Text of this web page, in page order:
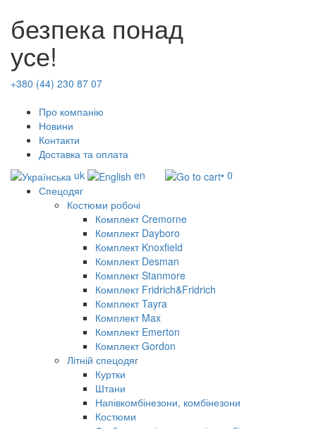
безпека понад
усе!
+380 (44) 230 87 07
Про компанію
Новини
Контакти
Доставка та оплата
uk
en
• 0
Спецодяг
Костюми робочі
Комплект Cremorne
Комплект Dayboro
Комплект Knoxfield
Комплект Desman
Комплект Stanmore
Комплект Fridrich&Fridrich
Комплект Tayra
Комплект Max
Комплект Emerton
Комплект Gordon
Літній спецодяг
Куртки
Штани
Напівкомбінезони, комбінезони
Костюми